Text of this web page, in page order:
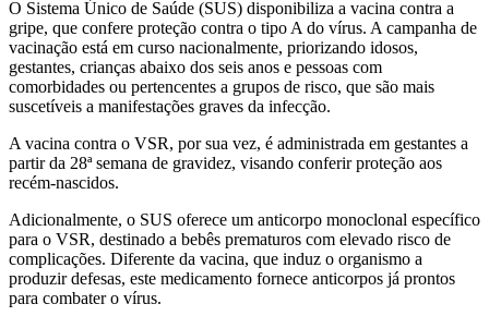
O Sistema Único de Saúde (SUS) disponibiliza a vacina contra a
gripe, que confere proteção contra o tipo A do vírus. A campanha de
vacinação está em curso nacionalmente, priorizando idosos,
gestantes, crianças abaixo dos seis anos e pessoas com
comorbidades ou pertencentes a grupos de risco, que são mais
suscetíveis a manifestações graves da infecção.
A vacina contra o VSR, por sua vez, é administrada em gestantes a
partir da 28ª semana de gravidez, visando conferir proteção aos
recém-nascidos.
Adicionalmente, o SUS oferece um anticorpo monoclonal específico
para o VSR, destinado a bebês prematuros com elevado risco de
complicações. Diferente da vacina, que induz o organismo a
produzir defesas, este medicamento fornece anticorpos já prontos
para combater o vírus.